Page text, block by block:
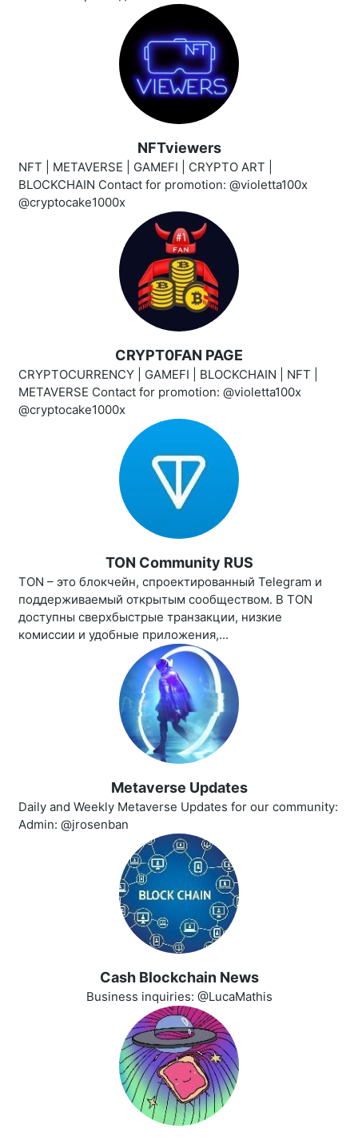
NFTviewers
NFT | METAVERSE | GAMEFI | CRYPTO ART |
BLOCKCHAIN Contact for promotion: @violetta100x
@cryptocake1000x
CRYPT0FAN PAGE
CRYPTOCURRENCY | GAMEFI | BLOCKCHAIN | NFT |
METAVERSE Contact for promotion: @violetta100x
@cryptocake1000x
TON Community RUS
TON – это блокчейн, спроектированный Telegram и
поддерживаемый открытым сообществом. В TON
доступны сверхбыстрые транзакции, низкие
комиссии и удобные приложения,...
Metaverse Updates
Daily and Weekly Metaverse Updates for our community:
Admin: @jrosenban
Cash Blockchain News
Business inquiries: @LucaMathis